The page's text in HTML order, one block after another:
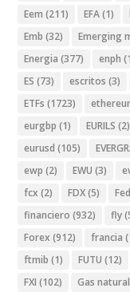
Eem (211) EFA(1)
Emb (32) Emerging
Energia (377) enph
ES (73) escritos (3)
ETFs (1723)
eurgbp (1) EURILS (2)
eurusd (105)
ewp (2) EWU (3)
fcx (2) FDX(5) Fed
financiero (932) fly
Forex (912) francia
ftmib (1) FUTU (12)
FXI (102) Gas natural